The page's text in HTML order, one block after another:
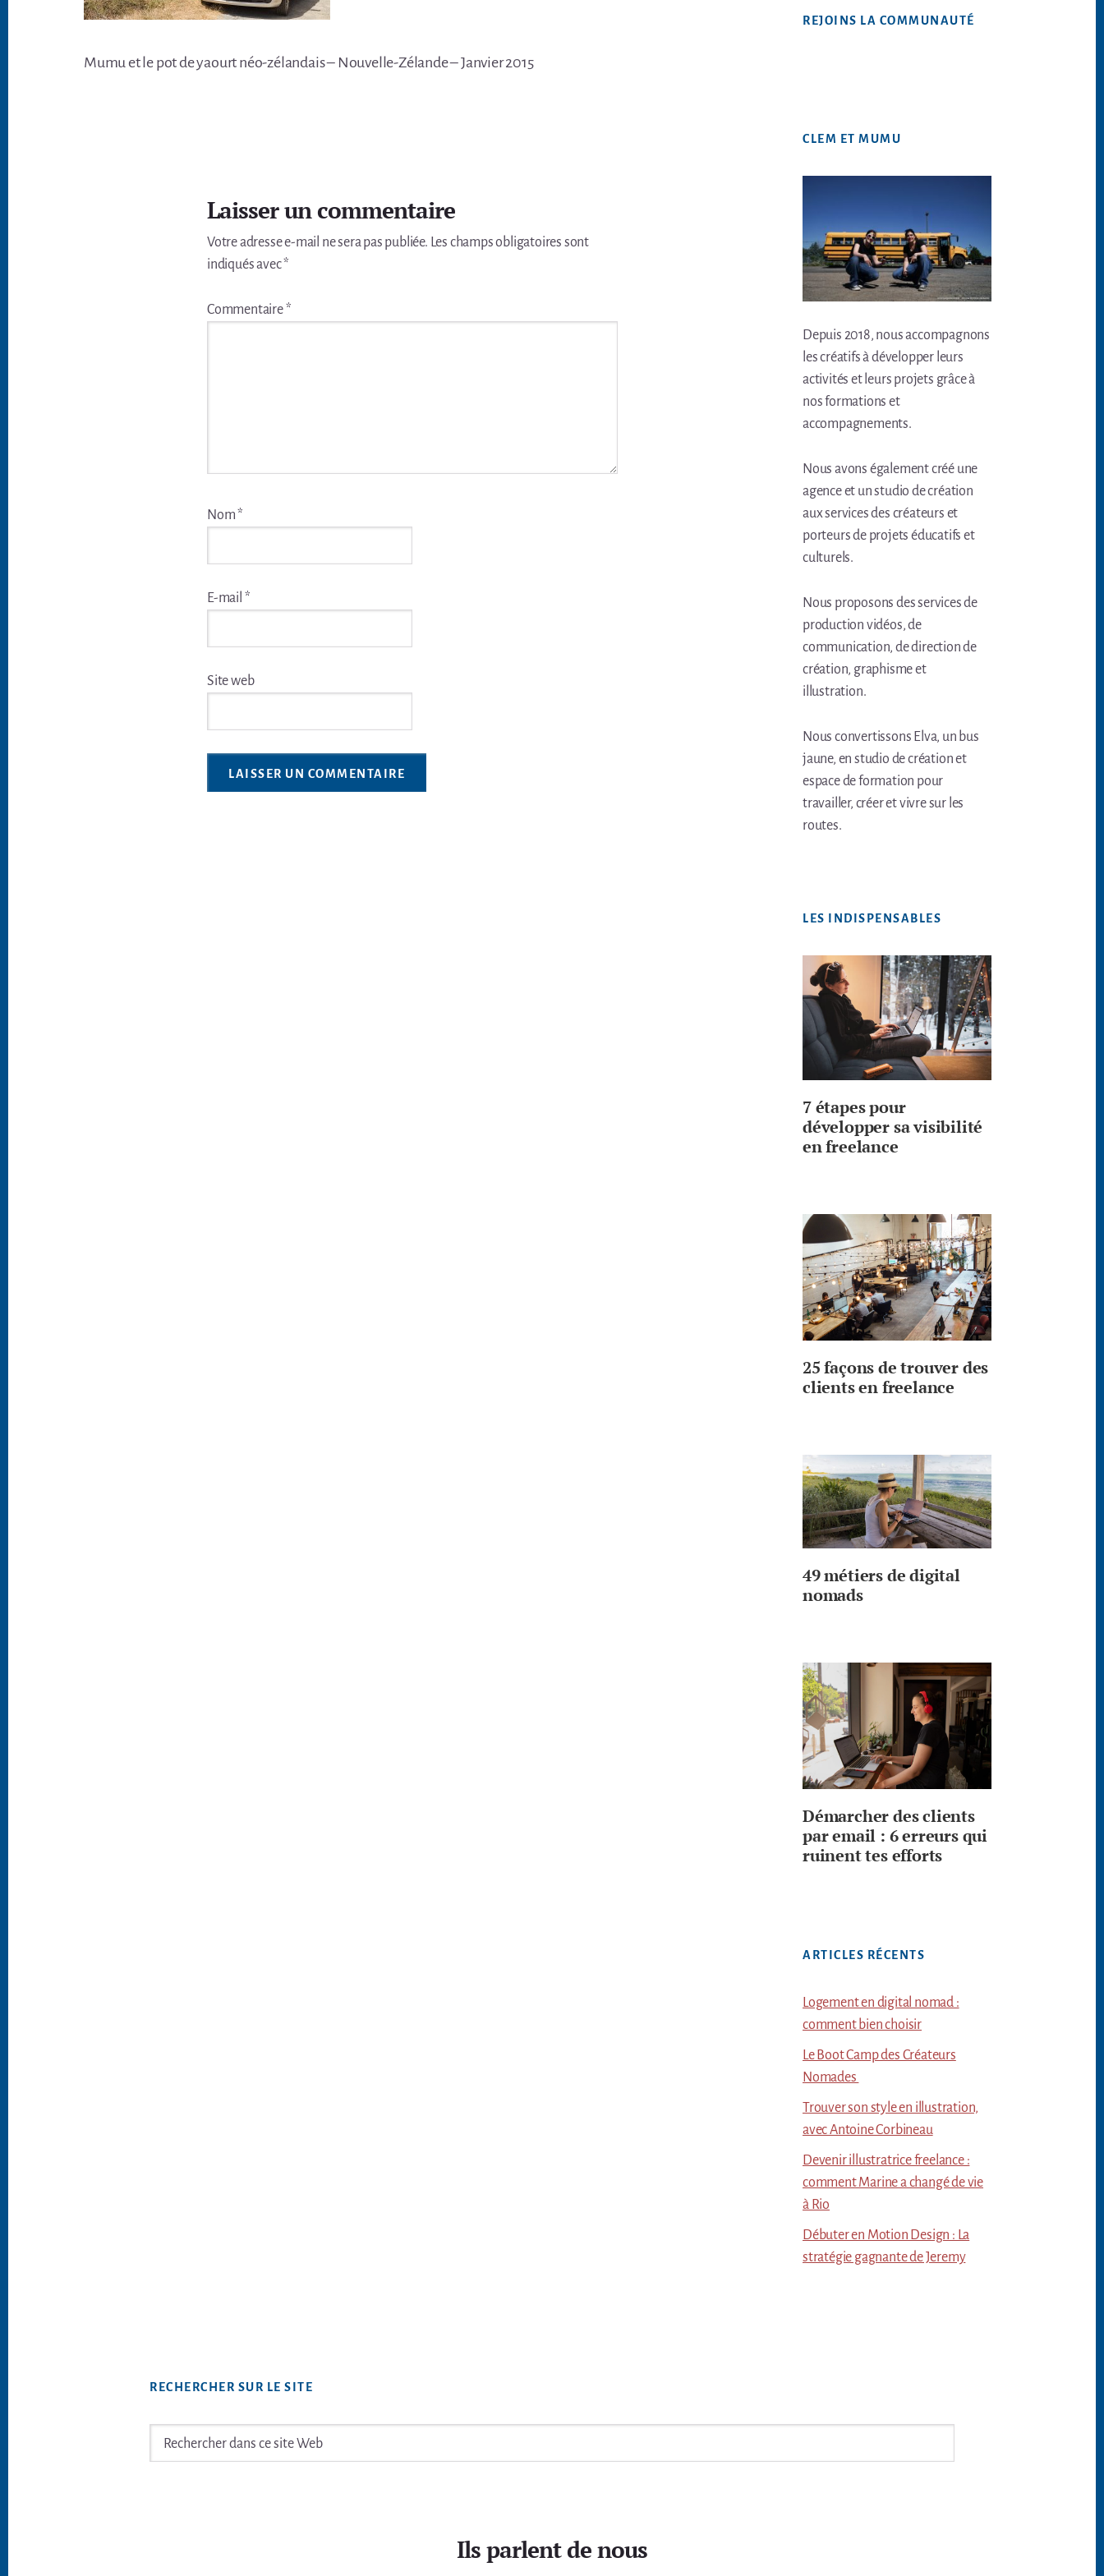
Mumu et le pot de yaourt néo-zélandais – Nouvelle-Zélande – Janvier 2015
Laisser un commentaire
Votre adresse e-mail ne sera pas publiée. Les champs obligatoires sont
indiqués avec*
Commentaire*
Nom*
E-mail *
Site web
REJOINS LA COMMUNAUTÉ
CLEM ET MUMU
Depuis 2018, nous accompagnons
les créatifs à développer leurs
activités et leurs projets grâce à
nos formations et
accompagnements.
Nous avons également créé une
agence et un studio de création
aux services des créateurs et
porteurs de projets éducatifs et
culturels.
Nous proposons des services de
production vidéos, de
communication, de direction de
création, graphisme et
illustration.
Nous convertissons Elva, un bus
jaune, en studio de création et
espace de formation pour
travailler, créer et vivre sur les
routes.
LES INDISPENSABLES
7 étapes pour
développer sa visibilité
en freelance
25 façons de trouver des
clients en freelance
49 métiers de digital
nomads
Démarcher des clients
par email : 6 erreurs qui
ruinent tes efforts
ARTICLES RÉCENTS
Logement en digital nomad :
comment bien choisir
Le Boot Camp des Créateurs
Nomades
Trouver son style en illustration,
avec Antoine Corbineau
Devenir illustratrice freelance :
comment Marine a changé de vie
à Rio
Débuter en Motion Design : La
stratégie gagnante de Jeremy
RECHERCHER SUR LE SITE
Rechercher
dans
Ils parlent de nous